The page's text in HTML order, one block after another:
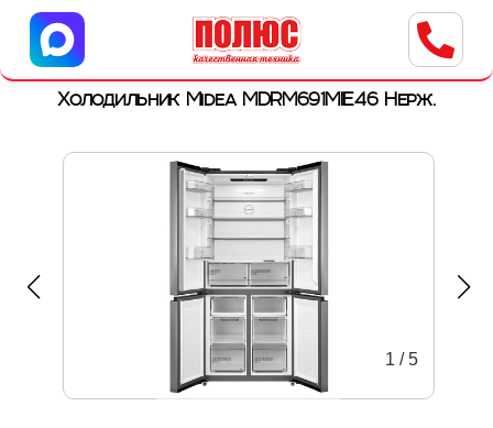
Центр бытовой техники
г. Ульяновск, ул. Пушкарева, 8a
Холодильник Midea MDRM691MIE46 Нерж.
1 /5